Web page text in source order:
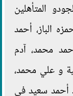
المتأهلين
الباز، أحمد
محمد، آدم
و علي محمد،
أحمد سعيد في